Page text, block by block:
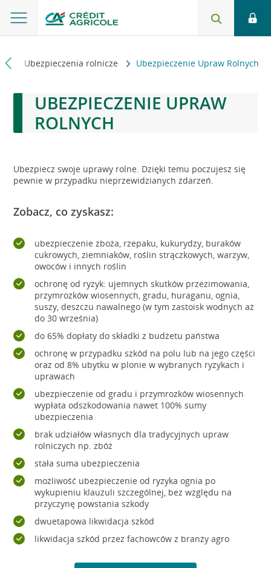
Ubezpieczenia rolnicze Ubezpieczenie Upraw Rolnych
UBEZPIECZENIE UPRAW
ROLNYCH
Ubezpiecz swoje uprawy rolne. Dzięki temu poczujesz się
pewnie w przypadku nieprzewidzianych zdarzeń.
Zobacz, co zyskasz:
ubezpieczenie zboża, rzepaku, kukurydzy, buraków
cukrowych, ziemniaków, roślin strączkowych, warzyw,
owoców i innych roślin
ochronę od ryzyk: ujemnych skutków przezimowania,
przymrozków wiosennych, gradu, huraganu, ognia,
suszy, deszczu nawalnego (w tym zastoisk wodnych aż
do 30 września)
do 65% dopłaty do składki z budżetu państwa
ochronę w przypadku szkód na polu lub na jego części
oraz od 8% ubytku w plonie w wybranych ryzykach i
uprawach
ubezpieczenie od gradu i przymrozków wiosennych
wypłata odszkodowania nawet 100% sumy
ubezpieczenia
brak udziałów własnych dla tradycyjnych upraw
rolniczych np. zbóż
stała suma ubezpieczenia
możliwość ubezpieczenie od ryzyka ognia po
wykupieniu klauzuli szczególnej, bez względu na
przyczynę powstania szkody
dwuetapowa likwidacja szkód
likwidacja szkód przez fachowców z branży agro